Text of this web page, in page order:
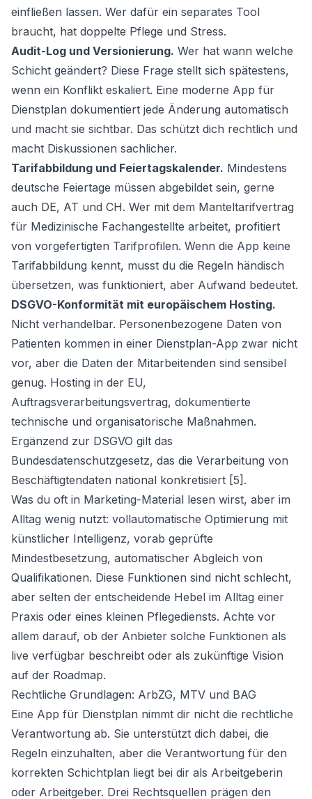
einfließen lassen. Wer dafür ein separates Tool
braucht, hat doppelte Pflege und Stress.
Audit-Log und Versionierung. Wer hat wann welche
Schicht geändert? Diese Frage stellt sich spätestens,
wenn ein Konflikt eskaliert. Eine moderne App für
Dienstplan dokumentiert jede Änderung automatisch
und macht sie sichtbar. Das schützt dich rechtlich und
macht Diskussionen sachlicher.
Tarifabbildung und Feiertagskalender. Mindestens
deutsche Feiertage müssen abgebildet sein, gerne
auch DE, AT und CH. Wer mit dem Manteltarifvertrag
für Medizinische Fachangestellte arbeitet, profitiert
von vorgefertigten Tarifprofilen. Wenn die App keine
Tarifabbildung kennt, musst du die Regeln händisch
übersetzen, was funktioniert, aber Aufwand bedeutet.
DSGVO-Konformität mit europäischem Hosting.
Nicht verhandelbar. Personenbezogene Daten von
Patienten kommen in einer Dienstplan-App zwar nicht
vor, aber die Daten der Mitarbeitenden sind sensibel
genug. Hosting in der EU,
Auftragsverarbeitungsvertrag, dokumentierte
technische und organisatorische Maßnahmen.
Ergänzend zur DSGVO gilt das
Bundesdatenschutzgesetz, das die Verarbeitung von
Beschäftigtendaten national konkretisiert [5].
Was du oft in Marketing-Material lesen wirst, aber im
Alltag wenig nutzt: vollautomatische Optimierung mit
künstlicher Intelligenz, vorab geprüfte
Mindestbesetzung, automatischer Abgleich von
Qualifikationen. Diese Funktionen sind nicht schlecht,
aber selten der entscheidende Hebel im Alltag einer
Praxis oder eines kleinen Pflegediensts. Achte vor
allem darauf, ob der Anbieter solche Funktionen als
live verfügbar beschreibt oder als zukünftige Vision
auf der Roadmap.
Rechtliche Grundlagen: ArbZG, MTV und BAG
Eine App für Dienstplan nimmt dir nicht die rechtliche
Verantwortung ab. Sie unterstützt dich dabei, die
Regeln einzuhalten, aber die Verantwortung für den
korrekten Schichtplan liegt bei dir als Arbeitgeberin
oder Arbeitgeber. Drei Rechtsquellen prägen den